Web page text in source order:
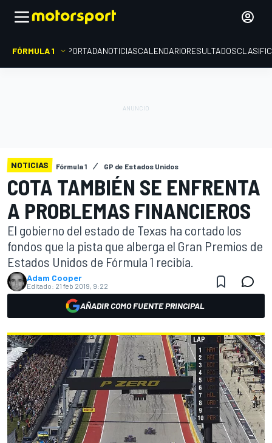
FÓRMULA 1 PORTADANOTICIASCALENDARIORESULTADOS
NOTICIAS Fórmula 1 GP de Estados Unidos
COTA TAMBIÉN SE ENFRENTA
A PROBLEMAS FINANCIEROS
El gobierno del estado de Texas ha cortado los
fondos que la pista que alberga el Gran Premios de
Estados Unidos de Fórmula 1 recibía.
Adam Cooper
Editado: 21 feb 2019, 9:22
AÑADIR COMO FUENTE PRINCIPAL